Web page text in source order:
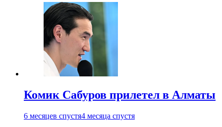
Комик Сабуров прилетел в Алматы
6 месяцев спустя4 месяца спустя